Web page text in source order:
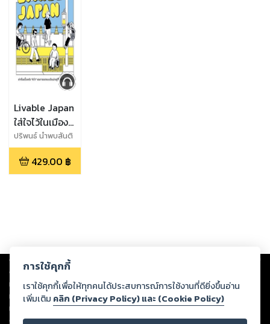
Livable Japan
ใส่ใจไว้ในเมือง
(หนังสือเสียง)
ปริพนธ์ นำพบสันติ
429.00 ฿
Copyright © 2026
ต่อผลงานหรือเนื้อหาใดที่อัปโหลดผ่านเว็บไซต์และปรากฏว่าละเมิดสิทธิใน
ทรัพย์สินทางปัญญาของบุคคลอื่นหรือขัดต่อกฎหมายและศีลธรรม ดังนั้น ผู้อ่าน
ทุกท่านโปรดใช้วิจารณญาณในการกลั่นกรองด้วยตนเอง และหากท่านพบว่าส่วน
หนึ่งส่วนใดขัดต่อกฎหมายและศีลธรรม กรุณาแจ้งมายังบริษัท เพื่อทีมงานจะได้
ดำเนินการในทันที ทั้งนี้ ทางสตอรี่ล็อกขอสงวนลิขสิทธิ์ตามพระราชบัญญัติ
การใช้คุกกี้
เราใช้คุกกี้เพื่อให้ทุกคนได้ประสบการณ์การใช้งานที่ดียิ่งขึ้นอ่าน
เพิ่มเติม คลิก (Privacy Policy) และ (Cookie Policy)